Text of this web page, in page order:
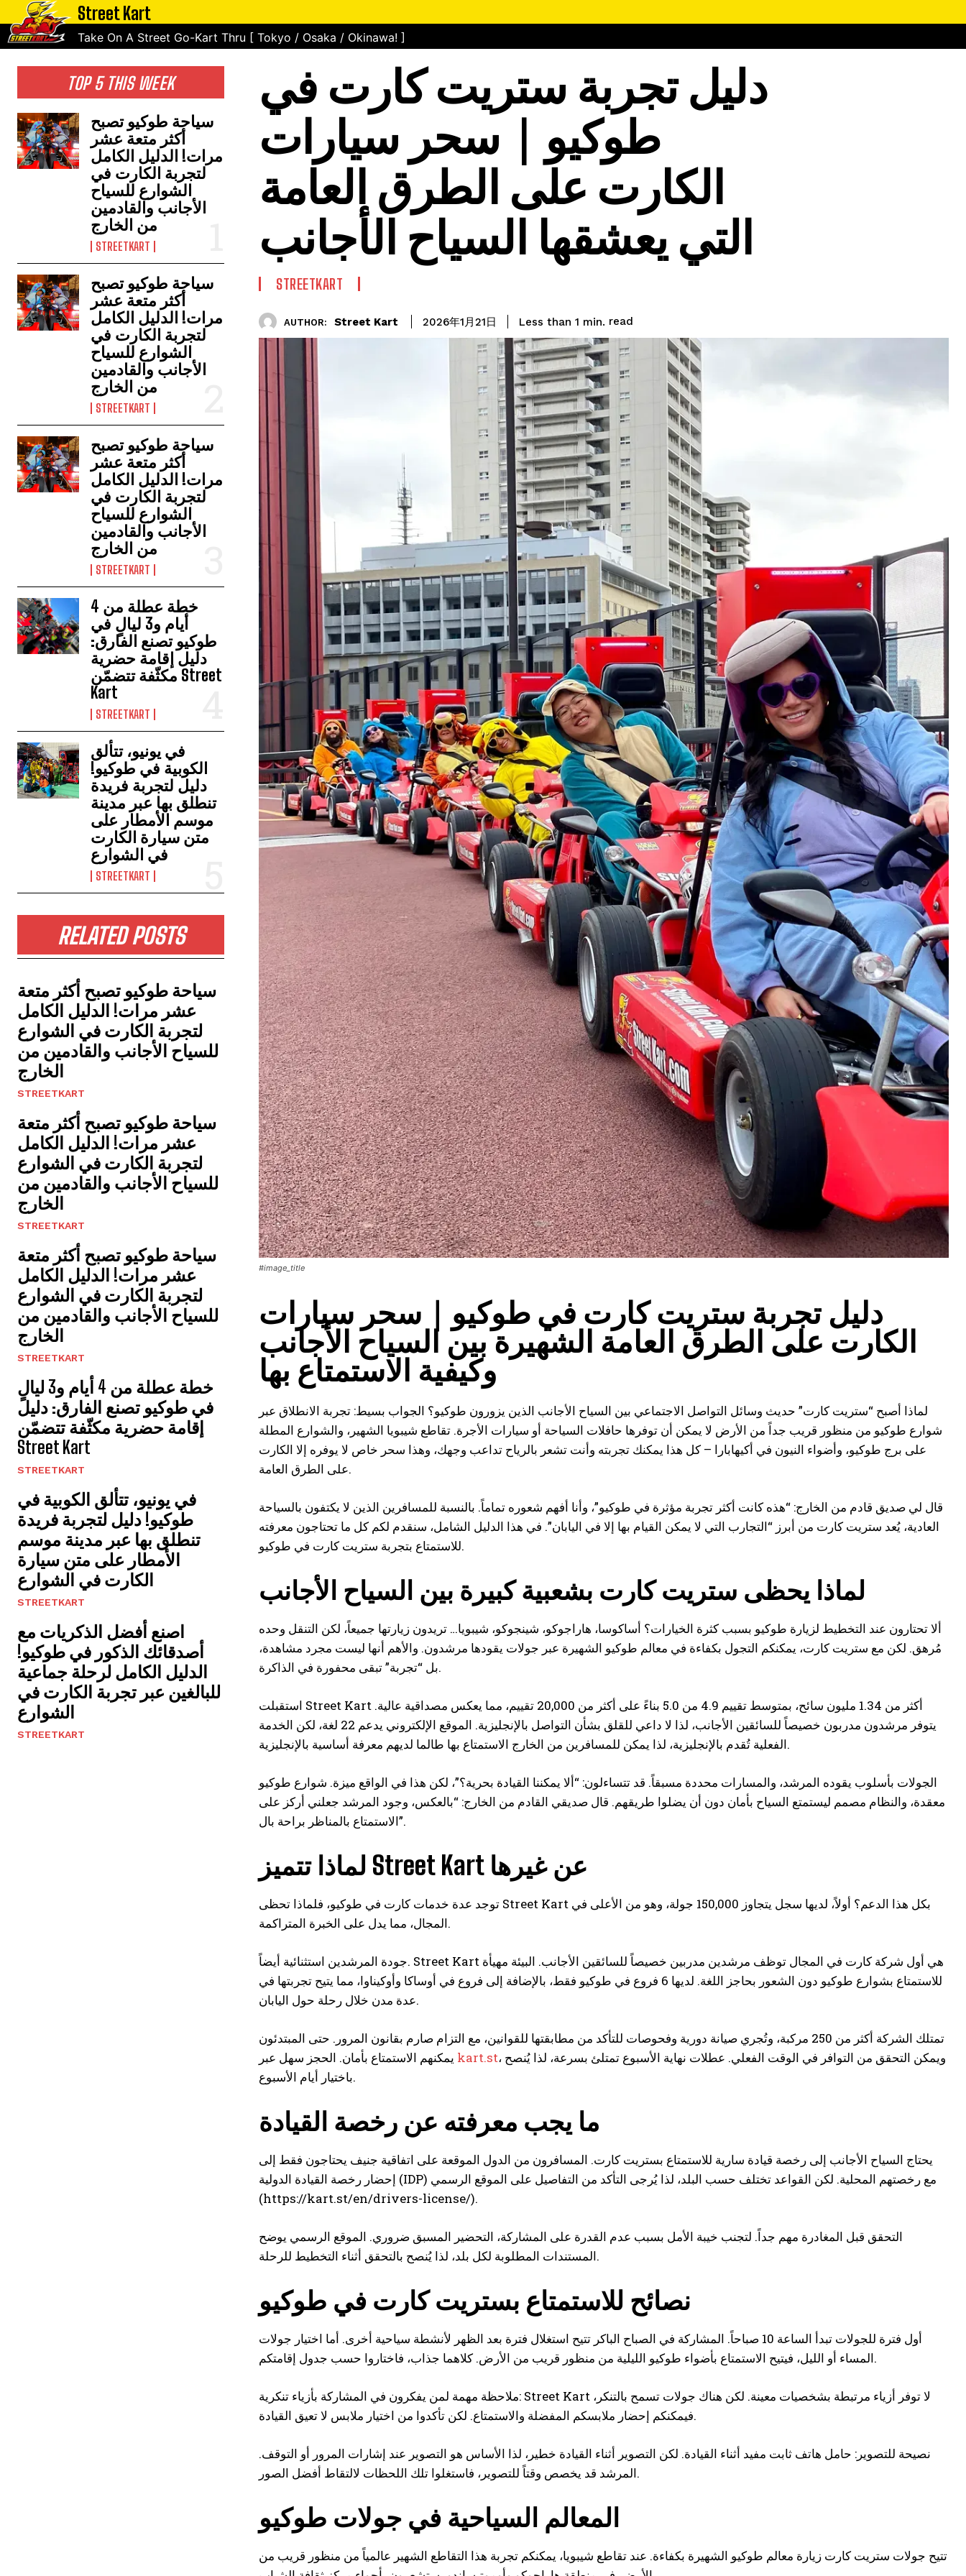
Street Kart
Take On A Street Go-Kart Thru [ Tokyo / Osaka / Okinawa! ]
TOP 5 THIS WEEK
سياحة طوكيو تصبح
أكثر متعة عشر
مرات! الدليل الكامل
لتجربة الكارت في
الشوارع للسياح
الأجانب والقادمين
من الخارج
STREETKART
سياحة طوكيو تصبح
أكثر متعة عشر
مرات! الدليل الكامل
لتجربة الكارت في
الشوارع للسياح
الأجانب والقادمين
من الخارج
STREETKART
سياحة طوكيو تصبح
أكثر متعة عشر
مرات! الدليل الكامل
لتجربة الكارت في
الشوارع للسياح
الأجانب والقادمين
من الخارج
STREETKART
خطة عطلة من 4
أيام و3 ليالٍ في
طوكيو تصنع الفارق:
دليل إقامة حضرية
مكثّفة تتضمّن Street
Kart
STREETKART
في يونيو، تتألق
الكوبية في طوكيو!
دليل لتجربة فريدة
تنطلق بها عبر مدينة
موسم الأمطار على
متن سيارة الكارت
في الشوارع
STREETKART
RELATED POSTS
سياحة طوكيو تصبح أكثر متعة
عشر مرات! الدليل الكامل
لتجربة الكارت في الشوارع
للسياح الأجانب والقادمين من
الخارج
STREETKART
سياحة طوكيو تصبح أكثر متعة
عشر مرات! الدليل الكامل
لتجربة الكارت في الشوارع
للسياح الأجانب والقادمين من
الخارج
STREETKART
سياحة طوكيو تصبح أكثر متعة
عشر مرات! الدليل الكامل
لتجربة الكارت في الشوارع
للسياح الأجانب والقادمين من
الخارج
STREETKART
خطة عطلة من 4 أيام و3 ليالٍ
في طوكيو تصنع الفارق: دليل
إقامة حضرية مكثّفة تتضمّن
Street Kart
STREETKART
في يونيو، تتألق الكوبية في
طوكيو! دليل لتجربة فريدة
تنطلق بها عبر مدينة موسم
الأمطار على متن سيارة
الكارت في الشوارع
STREETKART
اصنع أفضل الذكريات مع
أصدقائك الذكور في طوكيو!
الدليل الكامل لرحلة جماعية
للبالغين عبر تجربة الكارت في
الشوارع
STREETKART
دليل تجربة ستريت كارت في
طوكيو｜سحر سيارات
الكارت على الطرق العامة
التي يعشقها السياح الأجانب
STREETKART
AUTHOR: Street Kart 2026年1月21日 Less than 1 min. read
#image_title
دليل تجربة ستريت كارت في طوكيو｜سحر سيارات
الكارت على الطرق العامة الشهيرة بين السياح الأجانب
وكيفية الاستمتاع بها
لماذا أصبح “ستريت كارت” حديث وسائل التواصل الاجتماعي بين السياح الأجانب الذين يزورون طوكيو؟ الجواب بسيط: تجربة الانطلاق عبر
شوارع طوكيو من منظور قريب جداً من الأرض لا يمكن أن توفرها حافلات السياحة أو سيارات الأجرة. تقاطع شيبويا الشهير، والشوارع المطلة
على برج طوكيو، وأضواء النيون في أكيهابارا – كل هذا يمكنك تجربته وأنت تشعر بالرياح تداعب وجهك، وهذا سحر خاص لا يوفره إلا الكارت
على الطرق العامة.
قال لي صديق قادم من الخارج: “هذه كانت أكثر تجربة مؤثرة في طوكيو”، وأنا أفهم شعوره تماماً. بالنسبة للمسافرين الذين لا يكتفون بالسياحة
العادية، يُعد ستريت كارت من أبرز “التجارب التي لا يمكن القيام بها إلا في اليابان”. في هذا الدليل الشامل، سنقدم لكم كل ما تحتاجون معرفته
للاستمتاع بتجربة ستريت كارت في طوكيو.
لماذا يحظى ستريت كارت بشعبية كبيرة بين السياح الأجانب
ألا تحتارون عند التخطيط لزيارة طوكيو بسبب كثرة الخيارات؟ أساكوسا، هاراجوكو، شينجوكو، شيبويا… تريدون زيارتها جميعاً، لكن التنقل وحده
مُرهق. لكن مع ستريت كارت، يمكنكم التجول بكفاءة في معالم طوكيو الشهيرة عبر جولات يقودها مرشدون. والأهم أنها ليست مجرد مشاهدة،
بل “تجربة” تبقى محفورة في الذاكرة.
استقبلت Street Kart أكثر من 1.34 مليون سائح، بمتوسط تقييم 4.9 من 5.0 بناءً على أكثر من 20,000 تقييم، مما يعكس مصداقية عالية.
يتوفر مرشدون مدربون خصيصاً للسائقين الأجانب، لذا لا داعي للقلق بشأن التواصل بالإنجليزية. الموقع الإلكتروني يدعم 22 لغة، لكن الخدمة
الفعلية تُقدم بالإنجليزية، لذا يمكن للمسافرين من الخارج الاستمتاع بها طالما لديهم معرفة أساسية بالإنجليزية.
الجولات بأسلوب يقوده المرشد، والمسارات محددة مسبقاً. قد تتساءلون: “ألا يمكننا القيادة بحرية؟”، لكن هذا في الواقع ميزة. شوارع طوكيو
معقدة، والنظام مصمم ليستمتع السياح بأمان دون أن يضلوا طريقهم. قال صديقي القادم من الخارج: “بالعكس، وجود المرشد جعلني أركز على
الاستمتاع بالمناظر براحة بال”.
لماذا تتميز Street Kart عن غيرها
توجد عدة خدمات كارت في طوكيو، فلماذا تحظى Street Kart بكل هذا الدعم؟ أولاً، لديها سجل يتجاوز 150,000 جولة، وهو من الأعلى في
المجال، مما يدل على الخبرة المتراكمة.
جودة المرشدين استثنائية أيضاً. Street Kart هي أول شركة كارت في المجال توظف مرشدين مدربين خصيصاً للسائقين الأجانب. البيئة مهيأة
للاستمتاع بشوارع طوكيو دون الشعور بحاجز اللغة. لديها 6 فروع في طوكيو فقط، بالإضافة إلى فروع في أوساكا وأوكيناوا، مما يتيح تجربتها في
عدة مدن خلال رحلة حول اليابان.
تمتلك الشركة أكثر من 250 مركبة، وتُجري صيانة دورية وفحوصات للتأكد من مطابقتها للقوانين، مع التزام صارم بقانون المرور. حتى المبتدئون
kart.st، ويمكن التحقق من التوافر في الوقت الفعلي. عطلات نهاية الأسبوع تمتلئ بسرعة، لذا يُنصح
باختيار أيام الأسبوع.
ما يجب معرفته عن رخصة القيادة
يحتاج السياح الأجانب إلى رخصة قيادة سارية للاستمتاع بستريت كارت. المسافرون من الدول الموقعة على اتفاقية جنيف يحتاجون فقط إلى
إحضار رخصة القيادة الدولية (IDP) مع رخصتهم المحلية. لكن القواعد تختلف حسب البلد، لذا يُرجى التأكد من التفاصيل على الموقع الرسمي
(https://kart.st/en/drivers-license/).
التحقق قبل المغادرة مهم جداً. لتجنب خيبة الأمل بسبب عدم القدرة على المشاركة، التحضير المسبق ضروري. الموقع الرسمي يوضح
المستندات المطلوبة لكل بلد، لذا يُنصح بالتحقق أثناء التخطيط للرحلة.
نصائح للاستمتاع بستريت كارت في طوكيو
أول فترة للجولات تبدأ الساعة 10 صباحاً. المشاركة في الصباح الباكر تتيح استغلال فترة بعد الظهر لأنشطة سياحية أخرى. أما اختيار جولات
المساء أو الليل، فيتيح الاستمتاع بأضواء طوكيو الليلية من منظور قريب من الأرض. كلاهما جذاب، فاختاروا حسب جدول إقامتكم.
ملاحظة مهمة لمن يفكرون في المشاركة بأزياء تنكرية: Street Kart لا توفر أزياء مرتبطة بشخصيات معينة. لكن هناك جولات تسمح بالتنكر،
فيمكنكم إحضار ملابسكم المفضلة والاستمتاع. لكن تأكدوا من اختيار ملابس لا تعيق القيادة.
نصيحة للتصوير: حامل هاتف ثابت مفيد أثناء القيادة. لكن التصوير أثناء القيادة خطير، لذا الأساس هو التصوير عند إشارات المرور أو التوقف.
المرشد قد يخصص وقتاً للتصوير، فاستغلوا تلك اللحظات لالتقاط أفضل الصور.
المعالم السياحية في جولات طوكيو
تتيح جولات ستريت كارت زيارة معالم طوكيو الشهيرة بكفاءة. عند تقاطع شيبويا، يمكنكم تجربة هذا التقاطع الشهير عالمياً من منظور قريب من